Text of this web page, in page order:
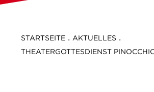
STARTSEITE. AKTUELLES .
THEATERGOTTESDIENST